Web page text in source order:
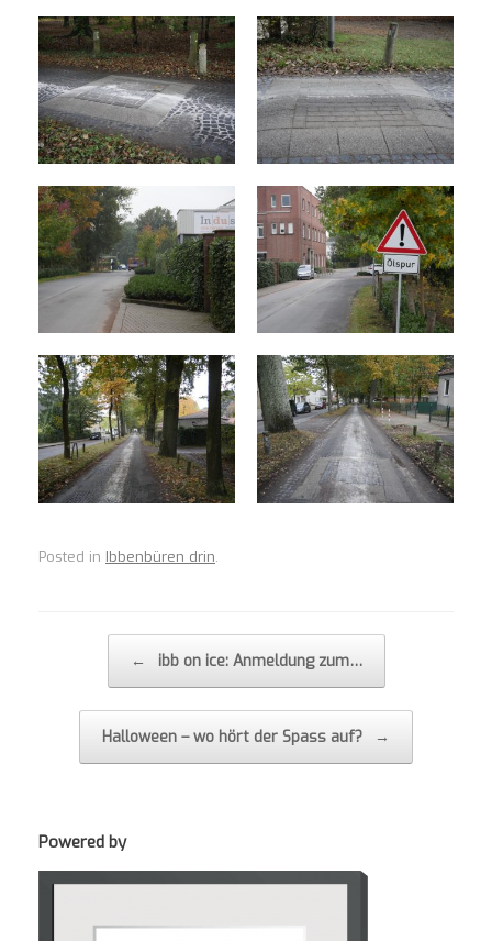
Posted in Ibbenbüren drin.
← ibb on ice: Anmeldung zum…
Halloween – wo hört der Spass auf? →
Powered by